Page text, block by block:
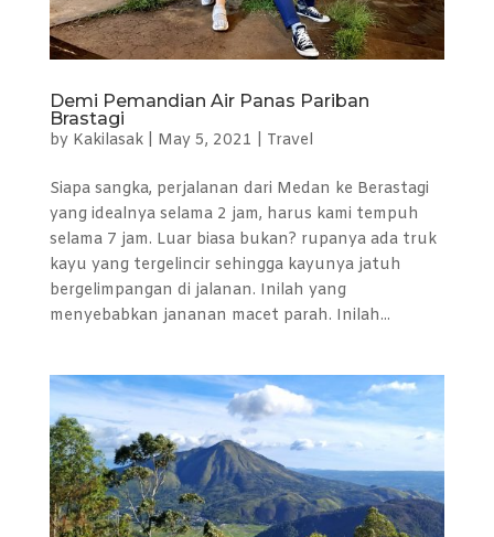
Demi Pemandian Air Panas Pariban
Brastagi
by Kakilasak| May 5, 2021 Travel
Siapa sangka, perjalanan dari Medan ke Berastagi
yang idealnya selama 2 jam, harus kami tempuh
selama 7 jam. Luar biasa bukan? rupanya ada truk
kayu yang tergelincir sehingga kayunya jatuh
bergelimpangan di jalanan. Inilah yang
menyebabkan jananan macet parah. Inilah...